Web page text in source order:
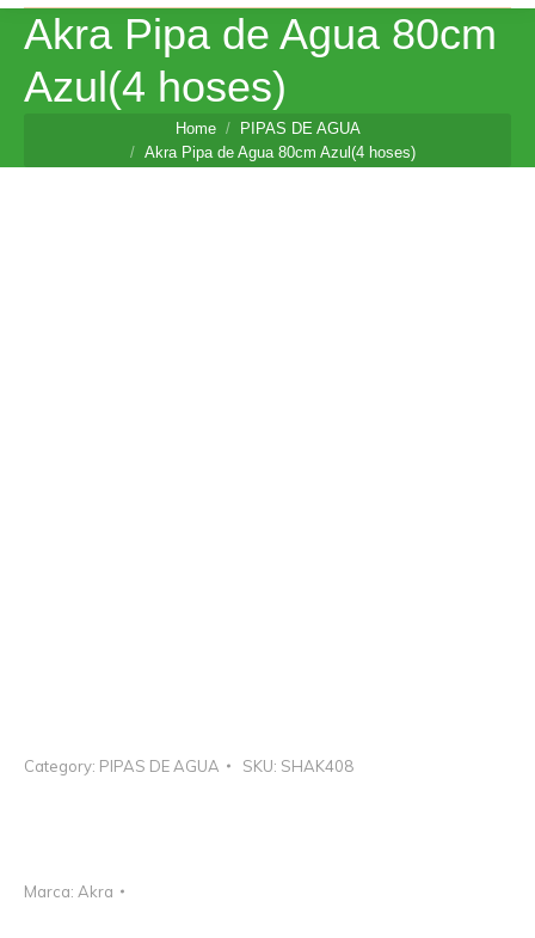
Akra Pipa de Agua 80cm
Azul(4 hoses)
Home
PIPAS DE AGUA
Akra Pipa de Agua 80cm Azul(4 hoses)
Category: PIPAS DE AGUA SKU: SHAK408
Marca: Akra